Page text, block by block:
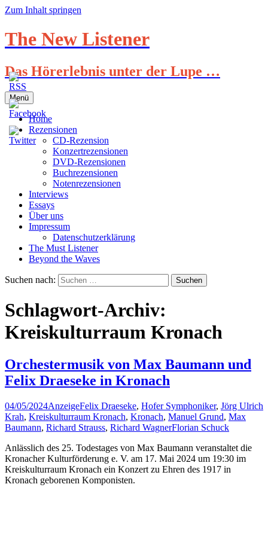
Zum Inhalt springen
The New Listener
Das Hörerlebnis unter der Lupe …
Menü
Home
Rezensionen
CD-Rezension
Konzertrezensionen
DVD-Rezensionen
Buchrezensionen
Notenrezensionen
Interviews
Essays
Über uns
Impressum
Datenschutzerklärung
The Must Listener
Beyond the Waves
Suchen nach:
Schlagwort-Archiv:
Kreiskulturraum Kronach
Orchestermusik von Max Baumann und
Felix Draeseke in Kronach
04/05/2024AnzeigeFelix Draeseke, Hofer Symphoniker, Jörg Ulrich
Krah, Kreiskulturraum Kronach, Kronach, Manuel Grund, Max
Baumann, Richard Strauss, Richard WagnerFlorian Schuck
Anlässlich des 25. Todestages von Max Baumann veranstaltet die
Kronacher Kulturförderung e. V. am 17. Mai 2024 um 19:30 im
Kreiskulturraum Kronach ein Konzert zu Ehren des 1917 in
Kronach geborenen Komponisten.